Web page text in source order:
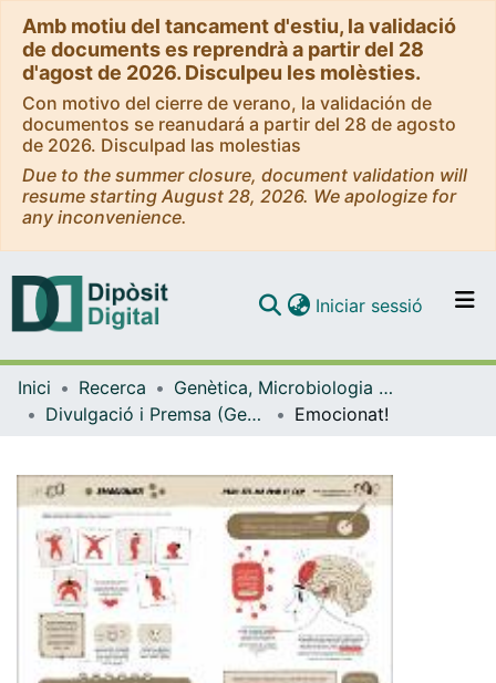
Amb motiu del tancament d'estiu, la validació
de documents es reprendrà a partir del 28
d'agost de 2026. Disculpeu les molèsties.
Con motivo del cierre de verano, la validación de
documentos se reanudará a partir del 28 de agosto
de 2026. Disculpad las molestias
Due to the summer closure, document validation will
resume starting August 28, 2026. We apologize for
any inconvenience.
Navega per tot el DD
Contacte
Iniciar sessió (current)
Inici Recerca
Genètica, Microbiologia i Estadística
Divulgació i Premsa (Genètica, Microbiologia i Estadística)
Emocionat!